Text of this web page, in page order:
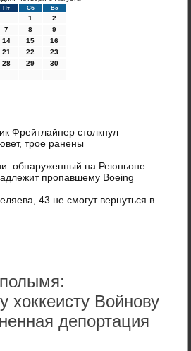
Пт Сб Вс
1
2
7 8
9
14 15
16
21 22
23
28 29
30
Фрейтлайнер столкнул
трое ранены
обнаруженный на Реюньоне
пропавшему Boeing
43 не смогут вернуться в
хоккеисту Войнову
депортация